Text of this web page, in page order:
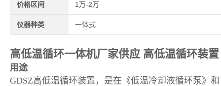
价格区间 1万-2万
仪器种类 一体式
高低温循环一体机厂家供应 高低温循环装
用途
GDSZ高低温循环装置，是在《低温冷却液循环泵》